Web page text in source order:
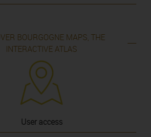
BOURGOGNE MAPS, THE
INTERACTIVE ATLAS
User access